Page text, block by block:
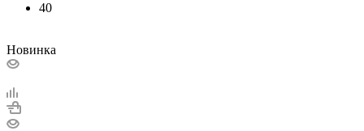
40
Новинка